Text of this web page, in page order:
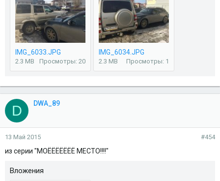
IMG_6033.JPG
2.3 MB Просмотры: 20
IMG_6034.JPG
2.3 MB Просмотры: 1
D DWA_89
13 Май 2015 #454
из серии "МОЁЁЁЁЁЁЁ МЕСТО!!!!"
Вложения